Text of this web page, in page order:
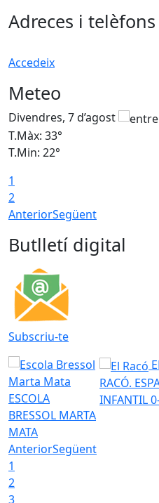
Adreces i telèfons
Accedeix
Meteo
Divendres, 7 d’agost
T.Màx: 33°
T.Min: 22°
1
2
AnteriorSegüent
Butlletí digital
Subscriu-te
ESCOLA
BRESSOL MARTA
MATA
RACÓ.
INFANTIL
AnteriorSegüent
1
2
3